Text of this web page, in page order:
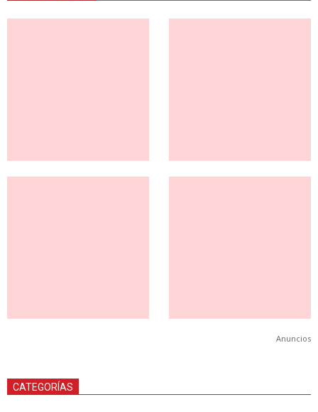
Anuncios
CATEGORÍAS